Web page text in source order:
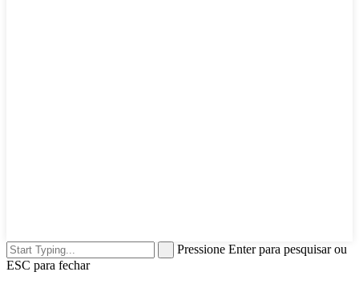
Pressione Enter para pesquisar ou
ESC para fechar